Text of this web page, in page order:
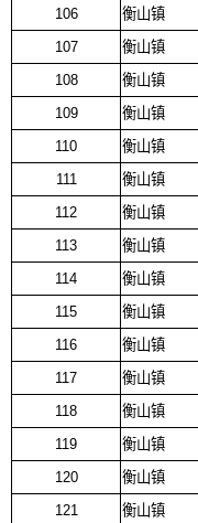
106
衡山镇
107
衡山镇
108
衡山镇
109
衡山镇
110
衡山镇
111
衡山镇
112
衡山镇
113
衡山镇
114
衡山镇
115
衡山镇
116
衡山镇
117
衡山镇
118
衡山镇
119
衡山镇
120
衡山镇
121
衡山镇